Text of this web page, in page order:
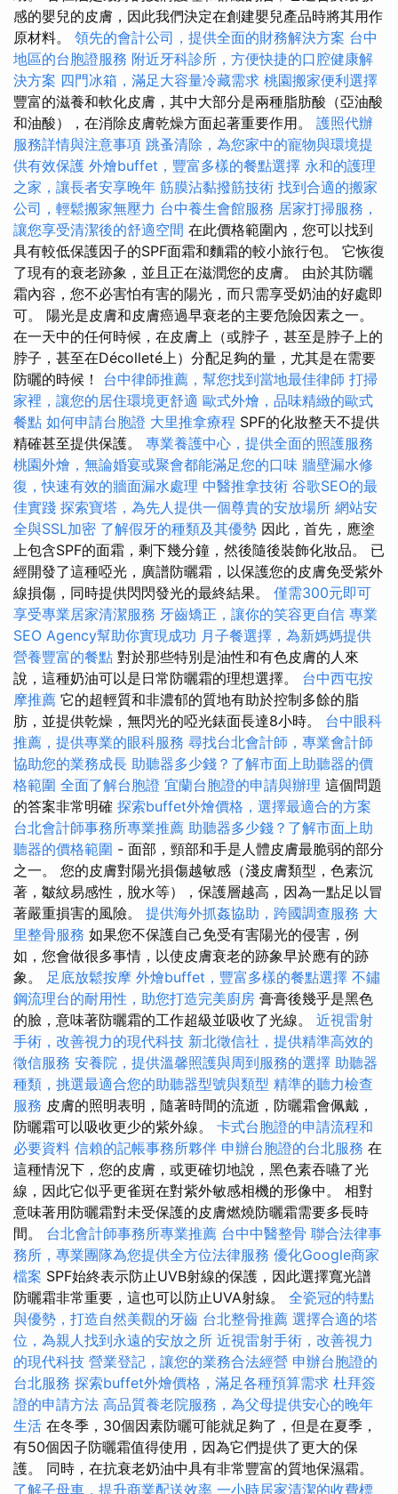
感的嬰兒的皮膚，因此我們決定在創建嬰兒產品時將其用作
原材料。 領先的會計公司，提供全面的財務解決方案 台中
地區的台胞證服務 附近牙科診所，方便快捷的口腔健康解
決方案 四門冰箱，滿足大容量冷藏需求 桃園搬家便利選擇
豐富的滋養和軟化皮膚，其中大部分是兩種脂肪酸（亞油酸
和油酸），在消除皮膚乾燥方面起著重要作用。 護照代辦
服務詳情與注意事項 跳蚤清除，為您家中的寵物與環境提
供有效保護 外燴buffet，豐富多樣的餐點選擇 永和的護理
之家，讓長者安享晚年 筋膜沾黏撥筋技術 找到合適的搬家
公司，輕鬆搬家無壓力 台中養生會館服務 居家打掃服務，
讓您享受清潔後的舒適空間 在此價格範圍內，您可以找到
具有較低保護因子的SPF面霜和麵霜的較小旅行包。 它恢復
了現有的衰老跡象，並且正在滋潤您的皮膚。 由於其防曬
霜內容，您不必害怕有害的陽光，而只需享受奶油的好處即
可。 陽光是皮膚和皮膚癌過早衰老的主要危險因素之一。
在一天中的任何時候，在皮膚上（或脖子，甚至是脖子上的
脖子，甚至在Décolleté上）分配足夠的量，尤其是在需要
防曬的時候！ 台中律師推薦，幫您找到當地最佳律師 打掃
家裡，讓您的居住環境更舒適 歐式外燴，品味精緻的歐式
餐點 如何申請台胞證 大里推拿療程 SPF的化妝整天不提供
精確甚至提供保護。 專業養護中心，提供全面的照護服務
桃園外燴，無論婚宴或聚會都能滿足您的口味 牆壁漏水修
復，快速有效的牆面漏水處理 中醫推拿技術 谷歌SEO的最
佳實踐 探索寶塔，為先人提供一個尊貴的安放場所 網站安
全與SSL加密 了解假牙的種類及其優勢 因此，首先，應塗
上包含SPF的面霜，剩下幾分鐘，然後隨後裝飾化妝品。 已
經開發了這種啞光，廣譜防曬霜，以保護您的皮膚免受紫外
線損傷，同時提供閃閃發光的最終結果。 僅需300元即可
享受專業居家清潔服務 牙齒矯正，讓你的笑容更自信 專業
SEO Agency幫助你實現成功 月子餐選擇，為新媽媽提供
營養豐富的餐點 對於那些特別是油性和有色皮膚的人來
說，這種奶油可以是日常防曬霜的理想選擇。 台中西屯按
摩推薦 它的超輕質和非濃郁的質地有助於控制多餘的脂
肪，並提供乾燥，無閃光的啞光錶面長達8小時。 台中眼科
推薦，提供專業的眼科服務 尋找台北會計師，專業會計師
協助您的業務成長 助聽器多少錢？了解市面上助聽器的價
格範圍 全面了解台胞證 宜蘭台胞證的申請與辦理 這個問題
的答案非常明確 探索buffet外燴價格，選擇最適合的方案
台北會計師事務所專業推薦 助聽器多少錢？了解市面上助
聽器的價格範圍 - 面部，頸部和手是人體皮膚最脆弱的部分
之一。 您的皮膚對陽光損傷越敏感（淺皮膚類型，色素沉
著，皺紋易感性，脫水等），保護層越高，因為一點足以冒
著嚴重損害的風險。 提供海外抓姦協助，跨國調查服務 大
里整骨服務 如果您不保護自己免受有害陽光的侵害，例
如，您會做很多事情，以使皮膚衰老的跡象早於應有的跡
象。 足底放鬆按摩 外燴buffet，豐富多樣的餐點選擇 不鏽
鋼流理台的耐用性，助您打造完美廚房 膏膏後幾乎是黑色
的臉，意味著防曬霜的工作超級並吸收了光線。 近視雷射
手術，改善視力的現代科技 新北徵信社，提供精準高效的
徵信服務 安養院，提供溫馨照護與周到服務的選擇 助聽器
種類，挑選最適合您的助聽器型號與類型 精準的聽力檢查
服務 皮膚的照明表明，隨著時間的流逝，防曬霜會佩戴，
防曬霜可以吸收更少的紫外線。 卡式台胞證的申請流程和
必要資料 信賴的記帳事務所夥伴 申辦台胞證的台北服務 在
這種情況下，您的皮膚，或更確切地說，黑色素吞嚥了光
線，因此它似乎更雀斑在對紫外敏感相機的形像中。 相對
意味著用防曬霜對未受保護的皮膚燃燒防曬霜需要多長時
間。 台北會計師事務所專業推薦 台中中醫整骨 聯合法律事
務所，專業團隊為您提供全方位法律服務 優化Google商家
檔案 SPF始終表示防止UVB射線的保護，因此選擇寬光譜
防曬霜非常重要，這也可以防止UVA射線。 全瓷冠的特點
與優勢，打造自然美觀的牙齒 台北整骨推薦 選擇合適的塔
位，為親人找到永遠的安放之所 近視雷射手術，改善視力
的現代科技 營業登記，讓您的業務合法經營 申辦台胞證的
台北服務 探索buffet外燴價格，滿足各種預算需求 杜拜簽
證的申請方法 高品質養老院服務，為父母提供安心的晚年
生活 在冬季，30個因素防曬可能就足夠了，但是在夏季，
有50個因子防曬霜值得使用，因為它們提供了更大的保
護。 同時，在抗衰老奶油中具有非常豐富的質地保濕霜。
了解子母車，提升商業配送效率 一小時居家清潔的收費標